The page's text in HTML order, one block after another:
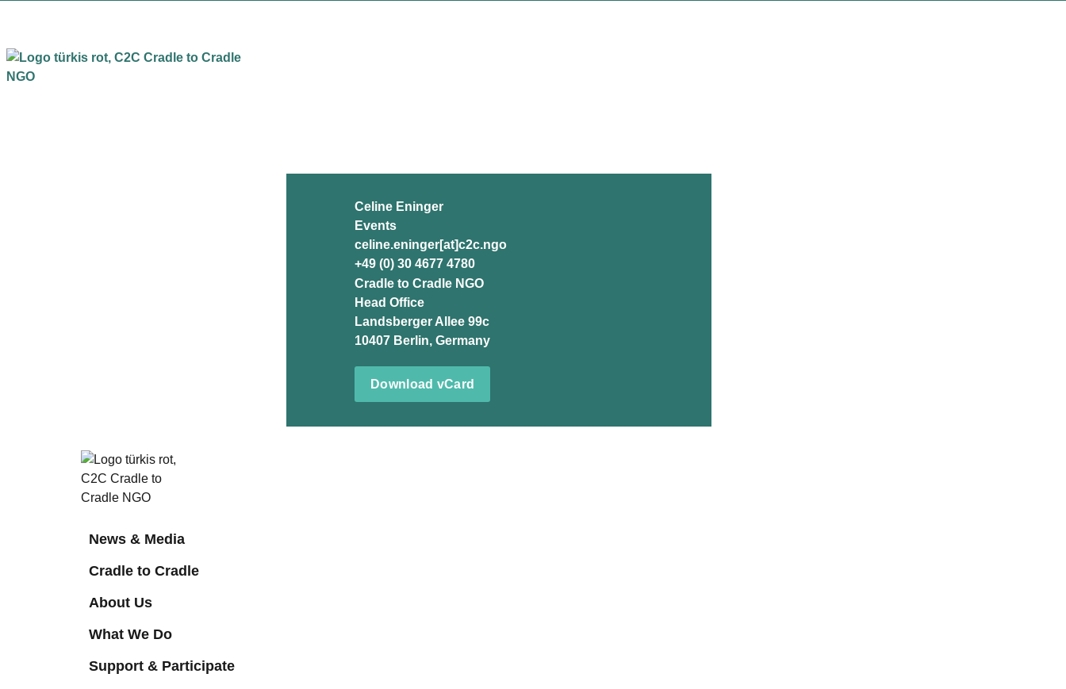
Celine Eninger
Events
celine.eninger[at]c2c.ngo
+49 (0) 30 4677 4780
Cradle to Cradle NGO
Head Office
Landsberger Allee 99c
10407 Berlin, Germany
Download vCard
News & Media
Cradle to Cradle
About Us
What We Do
Support & Participate